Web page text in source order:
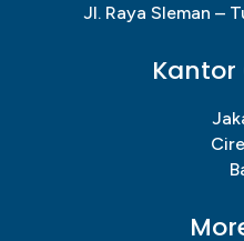
Jl. Raya Sleman –